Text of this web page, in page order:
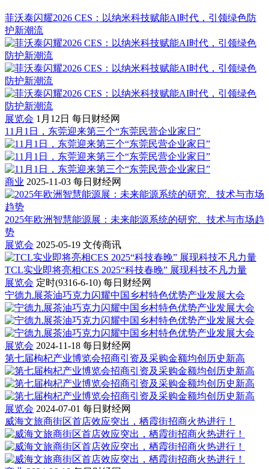
菲沃泰闪耀2026 CES：以纳米科技赋能AI时代，引领绿色防
护新潮流
展览会 1月12日 每日财经网
11月1日，东莞迎来第三个“东莞民营企业家日”
商业 2025-11-03 每日财经网
2025年欧洲智慧能源展：未来能源系统的研究、技术与市场趋
势
展览会 2025-05-19 文传商讯
TCL实业即将亮相CES 2025“科技春晚” 展现科技不凡力量
展览会 定时(9316-6-10) 每日财经网
宁德九展茶油巧克力闪耀中国乡村特色优势产业发展大会
展览会 2024-11-18 每日财经网
第七届枸杞产业博览会招商引资及采购金额均创历史新高
展览会 2024-07-01 每日财经网
威海文旅商街区首店效应突出，栖霞街招商火热进行！